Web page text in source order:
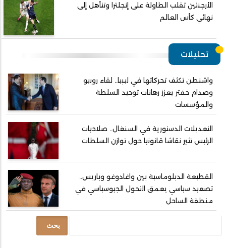
الأرجنتين تقلب الطاولة على إنجلترا وتتأهل إلى
نهائي كأس العالم
تحليلات
واشنطن تكثف تحركاتها في ليبيا.. لقاء روبيو
وصدام حفتر يعزز رهانات توحيد السلطة
والمؤسسات
التعديلات الدستورية في السنغال.. صلاحيات
الرئيس تثير نقاشا قانونيا حول توازن السلطات
القطيعة الدبلوماسية بين واغادوغو وباريس..
تصعيد سياسي يعمق التحول الجيوسياسي في
منطقة الساحل